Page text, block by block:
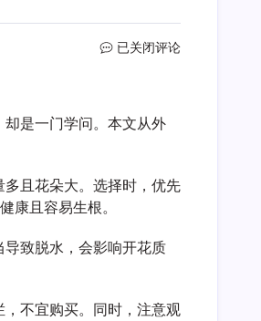
如
水
坏
已关闭评论
是一门学问。本文从外
且花朵大。选择时，优先
康且容易生根。
致脱水，会影响开花质
不宜购买。同时，注意观